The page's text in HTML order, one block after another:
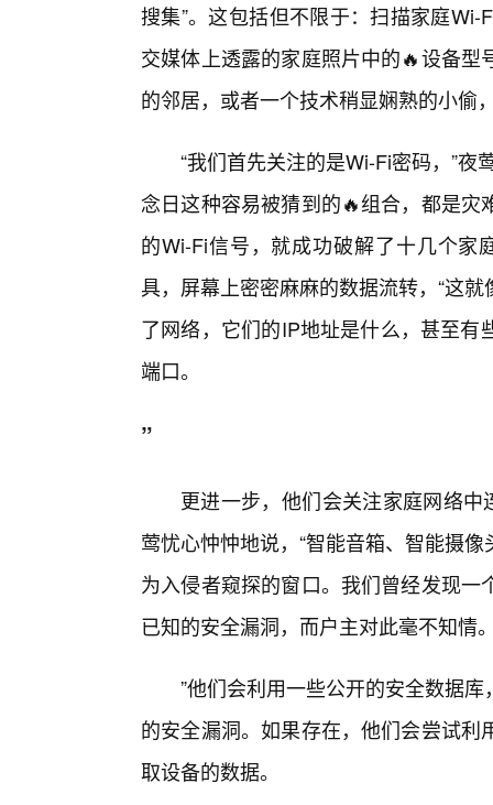
搜集”。这包括但不限于：扫描家庭
交媒体上透露的家庭照片中的🔥设备
的邻居，或者一个技术稍显娴熟的小偷
“我们首先关注的是Wi-Fi密码，”
念日这种容易被猜到的🔥组合，都是
的Wi-Fi信号，就成功破解了十几个家
具，屏幕上密密麻麻的数据流转，“这
了网络，它们的IP地址是什么，甚至
端口。
”
更进一步，他们会关注家庭网络中
莺忧心忡忡地说，“智能音箱、智能摄
为入侵者窥探的窗口。我们曾经发现
已知的安全漏洞，而户主对此毫不知情
”他们会利用一些公开的安全数据
的安全漏洞。如果存在，他们会尝试
取设备的数据。